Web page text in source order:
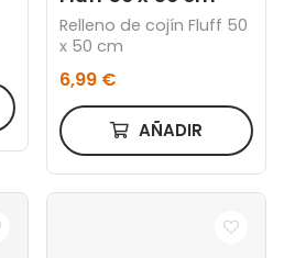
Relleno de cojín Fluff 50
x 50 cm
6,99 €
AÑADIR